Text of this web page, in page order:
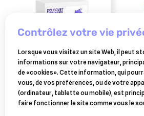
BOIRON
dolisovet® intramammaire
boiron® 52 seringues
homéopatiques
146,50 €
contrôlez votre vie
Lorsque vous visitez un site Web, il peut
informations sur votre navigateur,
de «cookies». Cette information, qui
vous, de vos préférences, ou de votre
(ordinateur, tablette ou mobile), est
faire fonctionner le site comme vous le